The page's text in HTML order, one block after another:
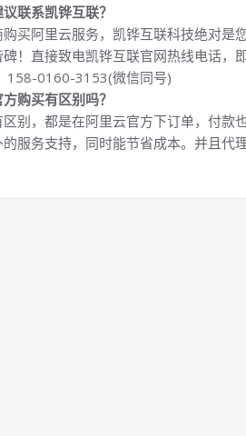
联系凯铧互联？
买阿里云服务，凯铧互联科技绝对是
！直接致电凯铧互联官网热线电话，
158-0160-3153(微信同号)
购买有区别吗？
别，都是在阿里云官方下订单，付款
服务支持，同时能节省成本。并且代